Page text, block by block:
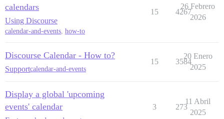
calendars
Using Discourse
calendar-and-events how-to
15 4267
26 Febrero
2026
Discourse Calendar - How to?
Supportcalendar-and-events
15 3584
20 Enero
2025
Display a global 'upcoming
events' calendar
3 273
11 Abril
2025